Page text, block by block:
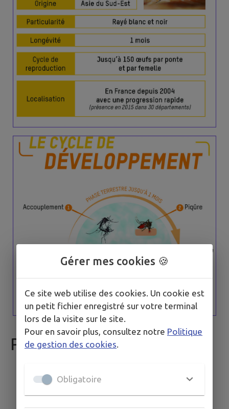
Privons-le d'eau !
Gérer mes cookies 🍪
Ce site web utilise des cookies. Un cookie est
un petit fichier enregistré sur votre terminal
lors de la visite sur le site.
Pour en savoir plus, consultez notre Politique
de gestion des cookies
Obligatoire